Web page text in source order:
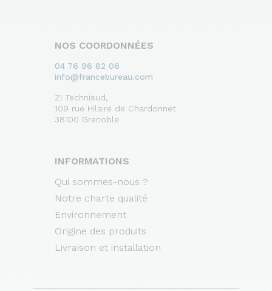
NOS COORDONNÉES
04 76 96 82 06
info@francebureau.com
ZI Technisud,
109 rue Hilaire de Chardonnet
38100 Grenoble
INFORMATIONS
Qui sommes-nous ?
Notre charte qualité
Environnement
Origine des produits
Livraison et installation